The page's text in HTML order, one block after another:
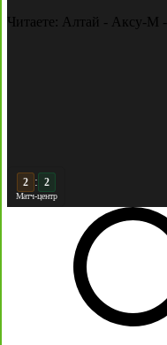
Читаете: Алтай - Аксу-М -
3 :
Матч-центр